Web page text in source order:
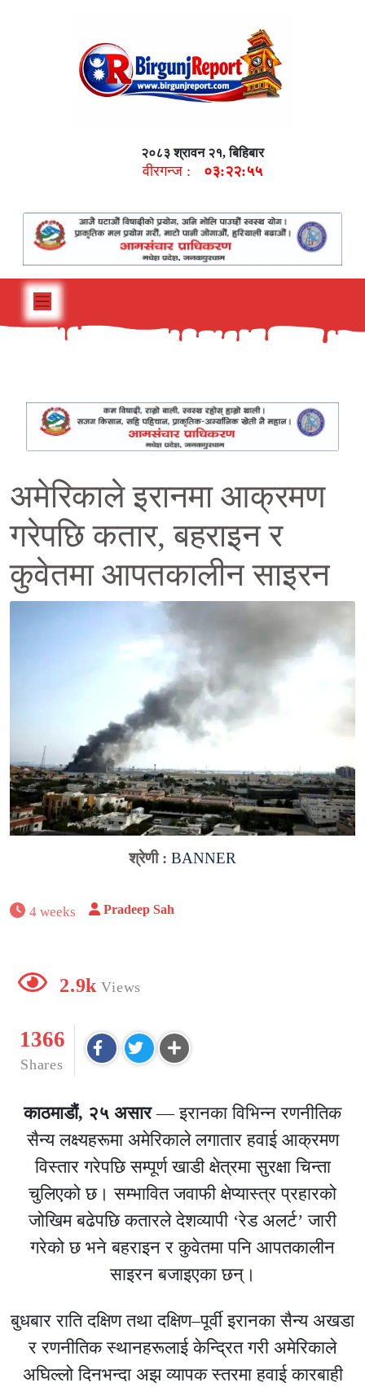
२०८३ श्रावन २१, बिहिबार
वीरगन्ज : ०३:२२:५६
अमेरिकाले इरानमा आक्रमण
गरेपछि कतार, बहराइन र
कुवेतमा आपतकालीन साइरन
श्रेणी : BANNER
4 weeks Pradeep Sah
2.9k Views
1366
Shares
काठमाडौं, २५ असार— इरानका विभिन्न रणनीतिक
सैन्य लक्ष्यहरूमा अमेरिकाले लगातार हवाई आक्रमण
विस्तार गरेपछि सम्पूर्ण खाडी क्षेत्रमा सुरक्षा चिन्ता
चुलिएको छ। सम्भावित जवाफी क्षेप्यास्त्र प्रहारको
जोखिम बढेपछि कतारले देशव्यापी ‘रेड अलर्ट’ जारी
गरेको छ भने बहराइन र कुवेतमा पनि आपतकालीन
साइरन बजाइएका छन्।
बुधबार राति दक्षिण तथा दक्षिण–पूर्वी इरानका सैन्य अखडा
र रणनीतिक स्थानहरूलाई केन्द्रित गरी अमेरिकाले
अघिल्लो दिनभन्दा अझ व्यापक स्तरमा हवाई कारबाही